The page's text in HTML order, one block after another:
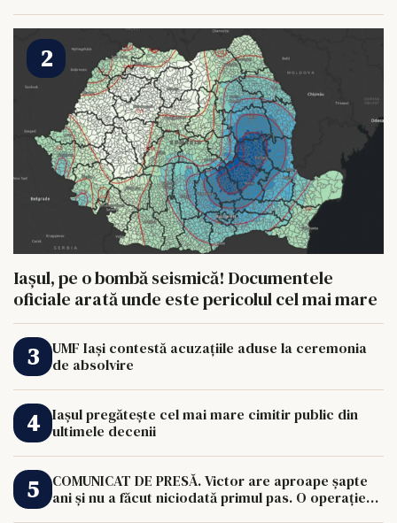
HRANI UN ELEFANT
Iașul, pe o bombă seismică! Documentele
oficiale arată unde este pericolul cel mai mare
UMF Iași contestă acuzațiile aduse la ceremonia
de absolvire
Iașul pregătește cel mai mare cimitir public din
ultimele decenii
COMUNICAT DE PRESĂ. Victor are aproape șapte
ani și nu a făcut niciodată primul pas. O operație